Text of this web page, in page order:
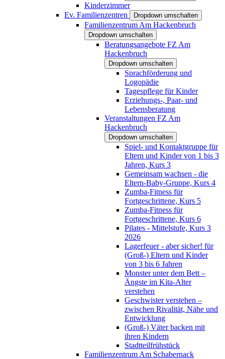
Kinderzimmer
Ev. Familienzentren
Dropdown umschalten
Familienzentrum Am Hackenbruch
Dropdown umschalten
Beratungsangebote FZ Am
Hackenbruch
Dropdown umschalten
Sprachförderung und
Logopädie
Tagespflege für Kinder
Erziehungs-, Paar- und
Lebensberatung
Veranstaltungen FZ Am
Hackenbruch
Dropdown umschalten
Spiel- und Kontaktgruppe für
Eltern und Kinder von 1 bis 3
Jahren, Kurs 3
Gemeinsam wachsen - die
Eltern-Baby-Gruppe, Kurs 4
Zumba-Fitness für
Fortgeschrittene, Kurs 5
Zumba-Fitness für
Fortgeschrittene, Kurs 6
Pilates - Mittelstufe, Kurs 3
2026
Lagerfeuer - aber sicher! für
(Groß-) Eltern und Kinder
von 3 bis 6 Jahren
Monster unter dem Bett –
Ängste im Kita-Alter
verstehen
Geschwister verstehen –
zwischen Rivalität, Nähe und
Entwicklung
(Groß-) Väter backen mit
ihren Kindern
Stadtteilfrühstück
Familienzentrum Am Schabernack